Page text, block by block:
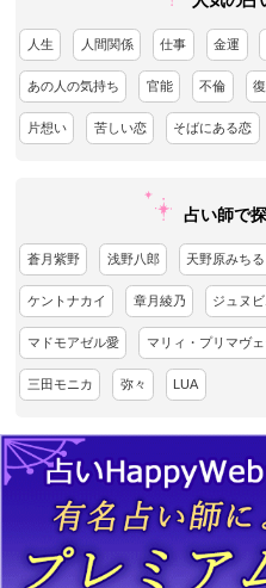
人生 人間関係 仕事 金運
あの人の気持ち 官能 不倫
片想い 苦しい恋 そばにある恋
占い師で
蒼月紫野 浅野八郎 天野原みちる
ケントナカイ 章月綾乃 ジュヌ
マドモアゼル愛 マリィ・プリマヴェ
三田モニカ 弥々 LUA